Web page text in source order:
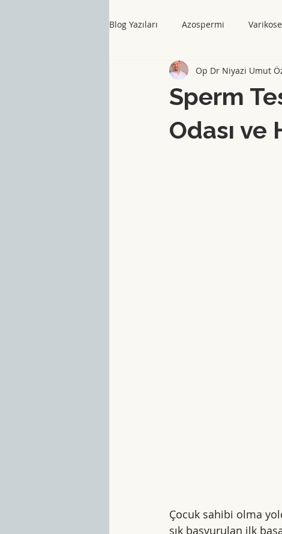
Blog Yazıları Azospermi
Sperm
Odası ve
Op Dr Niyazi Umut
Çocuk sahibi olma
sık başvurulan ilk